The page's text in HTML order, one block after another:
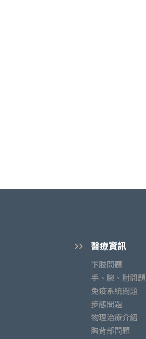
醫療資訊
下肢問題
手、腕、肘問題
免疫系統問題
步態問題
物理治療介紹
胸背部問題